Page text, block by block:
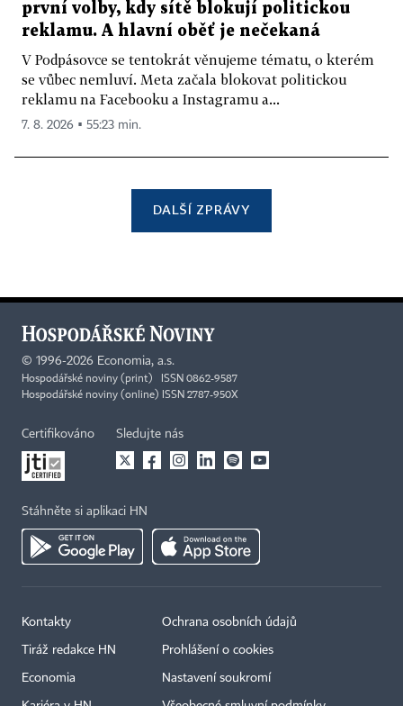
první volby, kdy sítě blokují politickou
reklamu. A hlavní oběť je nečekaná
V Podpásovce se tentokrát věnujeme tématu, o kterém
se vůbec nemluví. Meta začala blokovat politickou
reklamu na Facebooku a Instagramu a...
7. 8. 2026 ▪ 55:23 min.
DALŠÍ ZPRÁVY
© 1996-2026 Economia, a.s.
Hospodářské noviny (print) ISSN 0862-9587
Hospodářské noviny (online) ISSN 2787-950X
Certifikováno Sledujte nás
Stáhněte si aplikaci HN
Kontakty
Tiráž redakce HN
Economia
Ochrana osobních údajů
Prohlášení o cookies
Nastavení soukromí